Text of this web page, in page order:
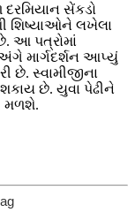
દરમિયાન સેંકડો
શિષ્યાઓને લખેલા
આ પત્રોમાં
માર્ગદર્શન આપ્યું
સ્વામીજીના
છે. યુવા પેઢીને
મળશે.